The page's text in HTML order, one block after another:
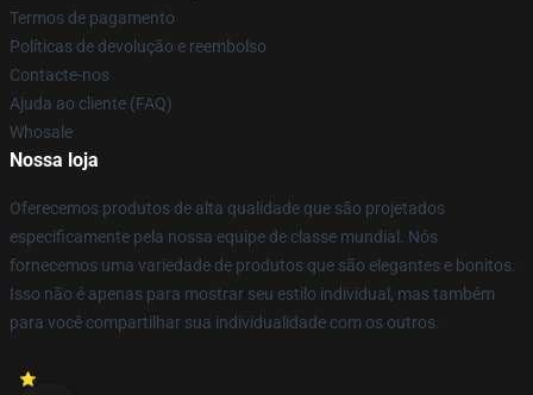
Termos de pagamento
Políticas de devolução e reembolso
Contacte-nos
Ajuda ao cliente (FAQ)
Whosale
Nossa loja
Oferecemos produtos de alta qualidade que são projetados
especificamente pela nossa equipe de classe mundial. Nós
fornecemos uma variedade de produtos que são elegantes e bonitos.
Isso não é apenas para mostrar seu estilo individual, mas também
para você compartilhar sua individualidade com os outros.